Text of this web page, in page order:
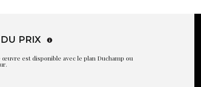
PRIX
est disponible avec le plan Duchamp ou